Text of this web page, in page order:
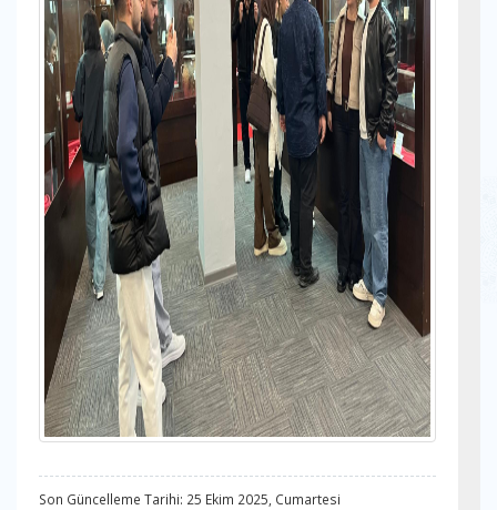
Son Güncelleme Tarihi: 25 Ekim 2025, Cumartesi